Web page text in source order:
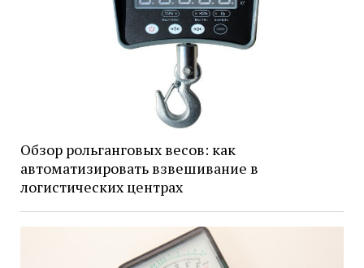
Обзор рольганговых весов: как
автоматизировать взвешивание в
логистических центрах